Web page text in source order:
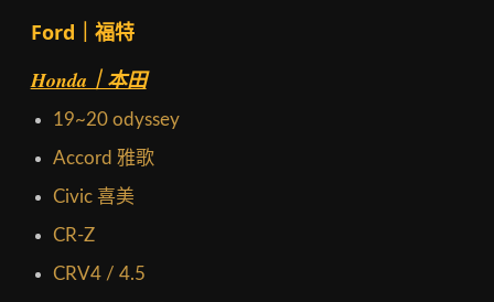
Ford｜福特
Honda｜本田
19~20 odyssey
Accord 雅歌
Civic 喜美
CR-Z
CRV4 / 4.5